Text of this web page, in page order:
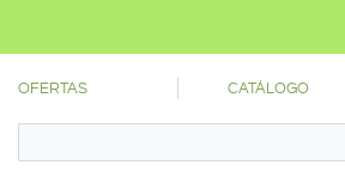
OFERTAS CATÁLOGO